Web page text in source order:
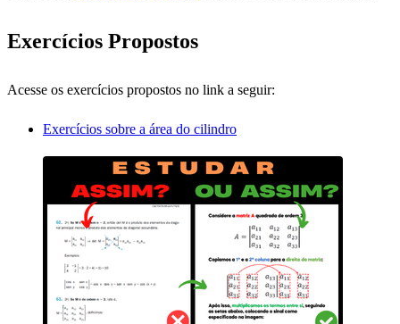
Exercícios Propostos
Acesse os exercícios propostos no link a seguir:
Exercícios sobre a área do cilindro